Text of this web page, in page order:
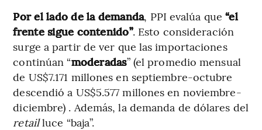
Por el lado de la demanda, PPI evalúa que“el
frente sigue contenido”. Esto consideración
surge a partir de ver que las importaciones
continúan “moderadas” (el promedio mensual
de US$7.171 millones en septiembre-octubre
descendió a US$5.577 millones en noviembre-
diciembre) . Además, la demanda de dólares del
retailluce “baja”.